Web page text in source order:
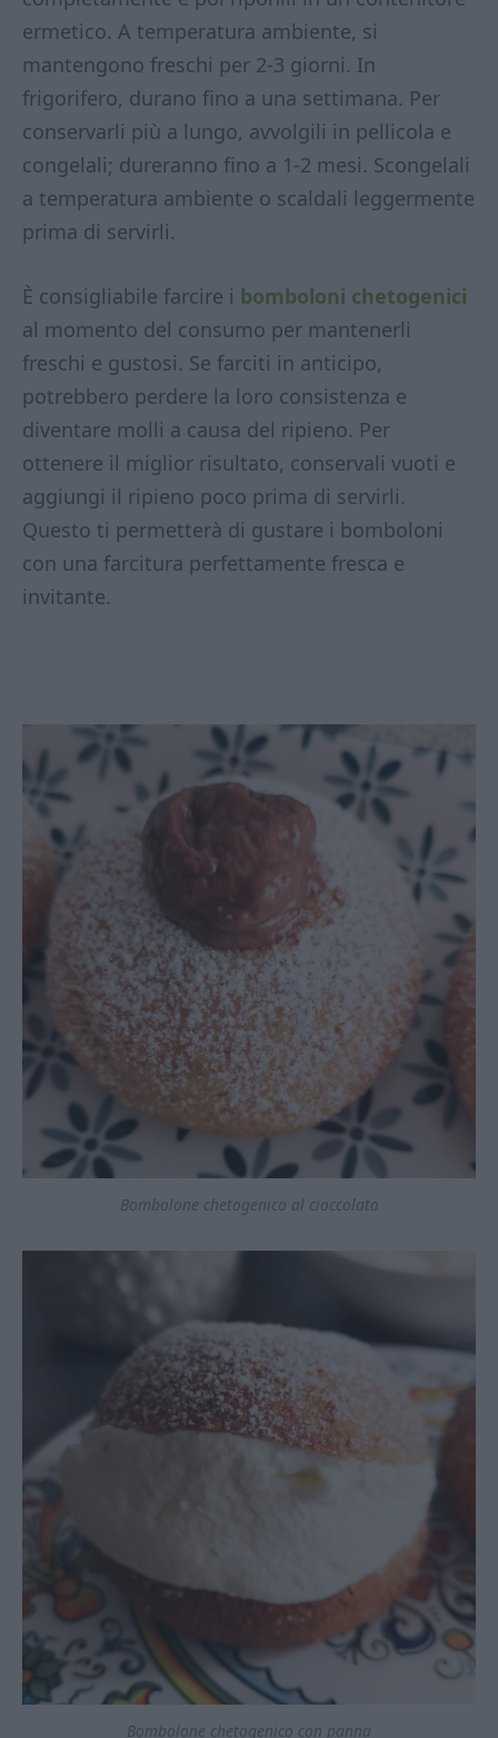
ermetico. A temperatura ambiente, si
mantengono freschi per 2-3 giorni. In
frigorifero, durano fino a una settimana. Per
conservarli più a lungo, avvolgili in pellicola e
congelali; dureranno fino a 1-2 mesi. Scongelali
a temperatura ambiente o scaldali leggermente
prima di servirli.
È consigliabile farcire i bomboloni chetogenici
al momento del consumo per mantenerli
freschi e gustosi. Se farciti in anticipo,
potrebbero perdere la loro consistenza e
diventare molli a causa del ripieno. Per
ottenere il miglior risultato, conservali vuoti e
aggiungi il ripieno poco prima di servirli.
Questo ti permetterà di gustare i bomboloni
con una farcitura perfettamente fresca e
invitante.
Bombolone chetogenico al cioccolato
Bombolone chetogenico con panna